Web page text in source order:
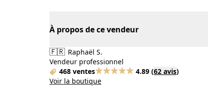
À propos de ce vendeur
🇫🇷 Raphaël S.
Vendeur professionnel
468 ventes
4.89 (62 avis)
Voir la boutique